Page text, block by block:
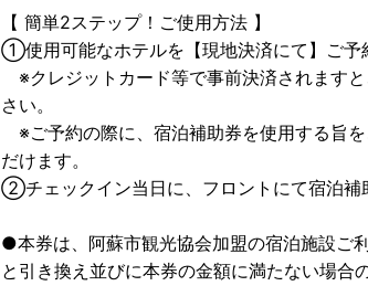
【 簡単2ステップ！ご使用方法 】
①使用可能なホテルを【現地決済にて】ご予
※クレジットカード等で事前決済されます
さい。
※ご予約の際に、宿泊補助券を使用する旨
だけます。
②チェックイン当日に、フロントにて宿泊補
●本券は、阿蘇市観光協会加盟の宿泊施設ご
と引き換え並びに本券の金額に満たない場